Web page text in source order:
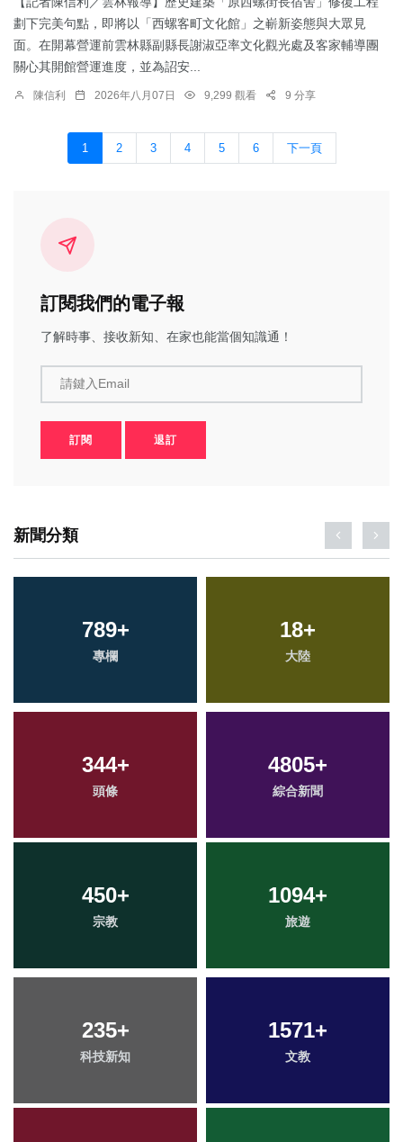
劃下完美句點，即將以「西螺客町文化館」之嶄新姿態與大眾見
面。在開幕營運前雲林縣副縣長謝淑亞率文化觀光處及客家輔導團
關心其開館營運進度，並為詔安...
陳信利 2026年八月07日 9,299 觀看 9 分享
1 2 3 4 5 6 下一頁
訂閱我們的電子報
了解時事、接收新知、在家也能當個知識通！
請鍵入Email
訂閱 退訂
新聞分類
789+
專欄
18+
大陸
344+
頭條
4805+
綜合新聞
450+
宗教
1094+
旅遊
235+
科技新知
1571+
文教